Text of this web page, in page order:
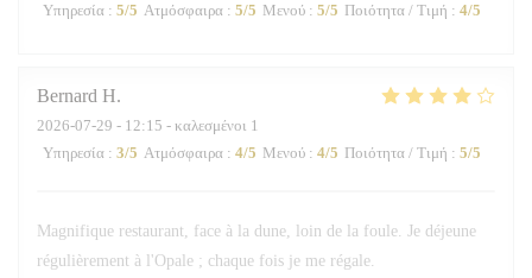
Υπηρεσία : 5/5 Ατμόσφαιρα : 5/5 Μενού : 5/5 Ποιότητα / Τιμή : 4/5
Bernard H
2026-07-29 - 12:15 - καλεσμένοι 1
Υπηρεσία : 3/5 Ατμόσφαιρα : 4/5 Μενού : 4/5 Ποιότητα / Τιμή : 5/5
Magnifique restaurant, face à la dune, loin de la foule. Je déjeune
régulièrement à l'Opale ; chaque fois je me régale.